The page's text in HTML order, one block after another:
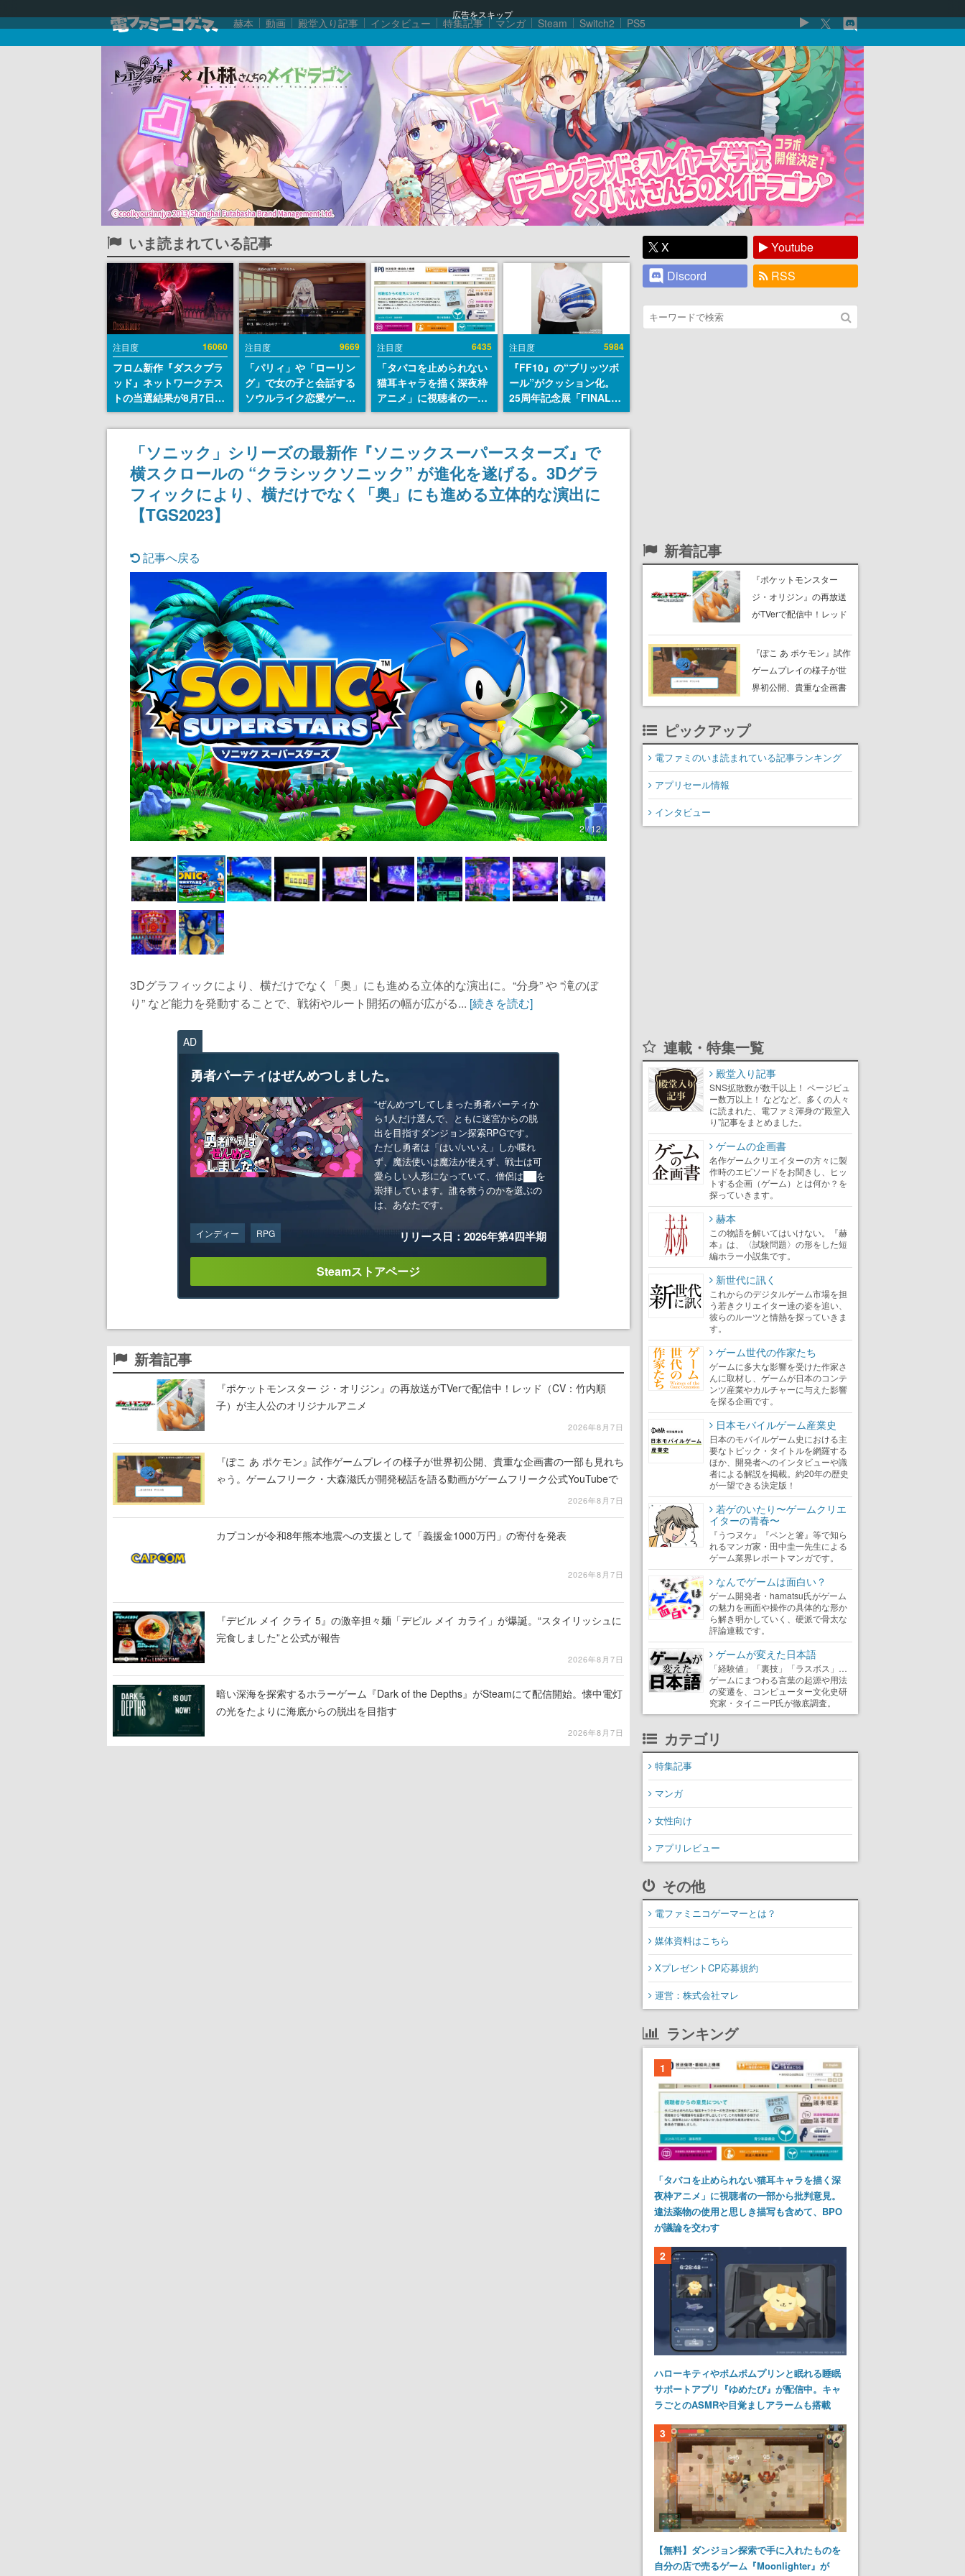
広告をスキップ
赫本 動画 殿堂入り記事 インタビュー 特集記事 マンガ Steam Switch2 PS5
いま読まれている記事
注目度 16060
フロム新作『ダスクブラ
ッド』ネットワークテス
トの当選結果が8月7日22
時に発表。応募サイトの
マイページから確認可
能、テスト実施は8月21
日～24日
注目度 9669
「パリィ」や「ローリン
グ」で女の子と会話する
ソウルライク恋愛ゲーム
『小早川さんはソウルラ
イク』無料公開。返事に
失敗すると「YOU
DIED」
注目度 6435
「タバコを止められない
猫耳キャラを描く深夜枠
アニメ」に視聴者の一部
から批判意見。違法薬物
の使用と思しき描写も含
めて、BPOが議論を交わ
す
注目度 5984
『FF10』の“ブリッツボ
ール”がクッション化。
25周年記念展「FINAL
FANTASY X MUSEUM-
幻光の記憶-」のグッズ情
報が一部公開
「ソニック」シリーズの最新作『ソニックスーパースターズ』で
横スクロールの “クラシックソニック” が進化を遂げる。3Dグラ
フィックにより、横だけでなく「奥」にも進める立体的な演出に
【TGS2023】
記事へ戻る
2 / 12
3Dグラフィックにより、横だけでなく「奥」にも進める立体的な演出に。“分身” や “滝のぼ
り” など能力を発動することで、戦術やルート開拓の幅が広がる... [続きを読む]
AD
勇者パーティはぜんめつしました。
“ぜんめつ”してしまった勇者パーティか
ら1人だけ選んで、ともに迷宮からの脱
出を目指すダンジョン探索RPGです。
ただし勇者は「はい/いいえ」しか喋れ
ず、魔法使いは魔法が使えず、戦士は可
愛らしい人形になっていて、僧侶は██を
崇拝しています。誰を救うのかを選ぶの
は、あなたです。
インディー RPG リリース日：2026年第4四半期
Steamストアページ
新着記事
『ポケットモンスター ジ・オリジン』の再放送がTVerで配信中！レッド（CV：竹内順
子）が主人公のオリジナルアニメ
2026年8月7日
『ぽこ あ ポケモン』試作ゲームプレイの様子が世界初公開、貴重な企画書の一部も見れち
ゃう。ゲームフリーク・大森滋氏が開発秘話を語る動画がゲームフリーク公式YouTubeで
2026年8月7日
カプコンが令和8年熊本地震への支援として「義援金1000万円」の寄付を発表
2026年8月7日
『デビル メイ クライ 5』の激辛担々麺「デビル メイ カライ」が爆誕。“スタイリッシュに
完食しました”と公式が報告
2026年8月7日
暗い深海を探索するホラーゲーム『Dark of the Depths』がSteamにて配信開始。懐中電灯
の光をたよりに海底からの脱出を目指す
2026年8月7日
X
Youtube
Discord
RSS
新着記事
『ポケットモンスター
ジ・オリジン』の再放送
がTVerで配信中！レッド
公のオリジナルアニメ
『ぽこ あ ポケモン』試作
ゲームプレイの様子が世
界初公開、貴重な企画書
の一部も見れちゃう。ゲ
ゲームフリーク公式
YouTubeで公開中
ピックアップ
電ファミのいま読まれている記事ランキング
アプリセール情報
インタビュー
連載・特集一覧
殿堂入り記事
SNS拡散数が数千以上！ ページビュ
ー数万以上！ などなど。多くの人々
に読まれた、電ファミ渾身の“殿堂入
り”記事をまとめました。
ゲームの企画書
名作ゲームクリエイターの方々に製
作時のエピソードをお聞きし、ヒッ
トする企画（ゲーム）とは何か？を
探っていきます。
赫本
この物語を解いてはいけない。『赫
本』は、〈試験問題〉の形をした短
編ホラー小説集です。
新世代に訊く
これからのデジタルゲーム市場を担
う若きクリエイター達の姿を追い、
彼らのルーツと情熱を探っていきま
す。
ゲーム世代の作家たち
ゲームに多大な影響を受けた作家さ
んに取材し、ゲームが日本のコンテ
ンツ産業やカルチャーに与えた影響
を探る企画です。
日本モバイルゲーム産業史
日本のモバイルゲーム史における主
要なトピック・タイトルを網羅する
ほか、開発者へのインタビューや識
者による解説を掲載。約20年の歴史
が一望できる決定版！
若ゲのいたり〜ゲームクリエ
イターの青春〜
『うつヌケ』『ペンと箸』等で知ら
れるマンガ家・田中圭一先生による
ゲーム業界レポートマンガです。
なんでゲームは面白い？
ゲーム開発者・hamatsu氏がゲーム
の魅力を画面や操作の具体的な形か
ら解き明かしていく、硬派で骨太な
評論連載です。
ゲームが変えた日本語
「経験値」「裏技」「ラスボス」…
ゲームにまつわる言葉の起源や用法
の変遷を、コンピューター文化史研
究家・タイニーP氏が徹底調査。
カテゴリ
特集記事
マンガ
女性向け
アプリレビュー
その他
電ファミニコゲーマーとは？
媒体資料はこちら
XプレゼントCP応募規約
運営：株式会社マレ
ランキング
1
「タバコを止められない猫耳キャラを描く深
夜枠アニメ」に視聴者の一部から批判意見。
違法薬物の使用と思しき描写も含めて、BPO
が議論を交わす
2
ハローキティやポムポムプリンと眠れる睡眠
サポートアプリ『ゆめたび』が配信中。キャ
ラごとのASMRや目覚ましアラームも搭載
3
【無料】ダンジョン探索で手に入れたものを
自分の店で売るゲーム『Moonlighter』が